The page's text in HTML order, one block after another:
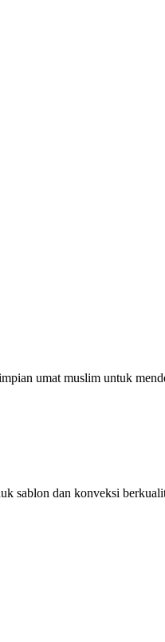
umat muslim untuk
sablon dan konveksi